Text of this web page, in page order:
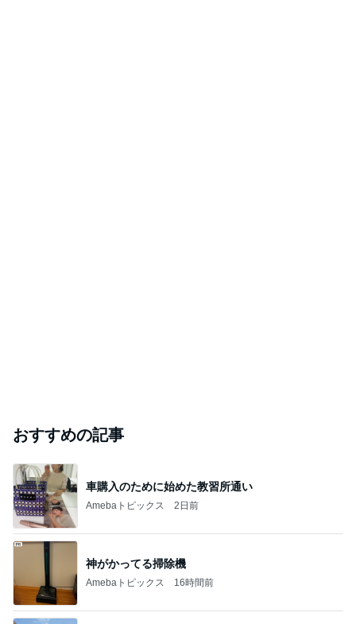
おすすめの記事
車購入のために始めた教習所通い
Amebaトピックス 2日前
神がかってる掃除機
Amebaトピックス 16時間前